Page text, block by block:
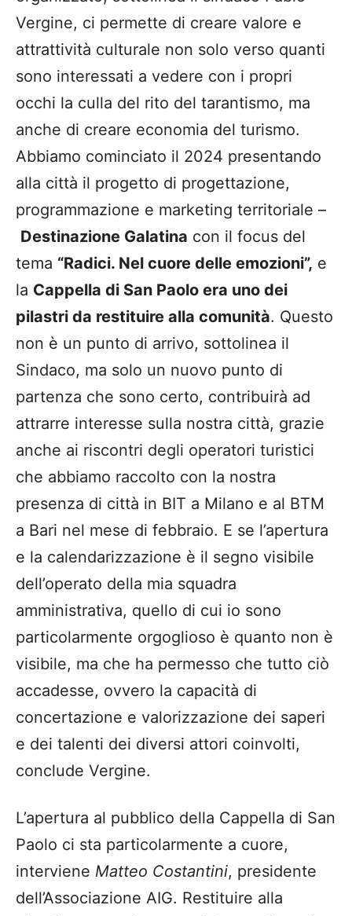
Vergine, ci permette di creare valore e
attrattività culturale non solo verso quanti
sono interessati a vedere con i propri
occhi la culla del rito del tarantismo, ma
anche di creare economia del turismo.
Abbiamo cominciato il 2024 presentando
alla città il progetto di progettazione,
programmazione e marketing territoriale –
Destinazione Galatina con il focus del
tema “Radici. Nel cuore delle emozioni”, e
la Cappella di San Paolo era uno dei
pilastri da restituire alla comunità. Questo
non è un punto di arrivo, sottolinea il
Sindaco, ma solo un nuovo punto di
partenza che sono certo, contribuirà ad
attrarre interesse sulla nostra città, grazie
anche ai riscontri degli operatori turistici
che abbiamo raccolto con la nostra
presenza di città in BIT a Milano e al BTM
a Bari nel mese di febbraio. E se l’apertura
e la calendarizzazione è il segno visibile
dell’operato della mia squadra
amministrativa, quello di cui io sono
particolarmente orgoglioso è quanto non è
visibile, ma che ha permesso che tutto ciò
accadesse, ovvero la capacità di
concertazione e valorizzazione dei saperi
e dei talenti dei diversi attori coinvolti,
conclude Vergine.
L’apertura al pubblico della Cappella di San
Paolo ci sta particolarmente a cuore,
interviene Matteo Costantini, presidente
dell’Associazione AIG. Restituire alla